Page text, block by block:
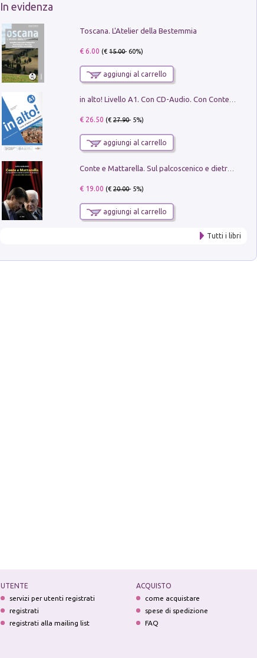
In evidenza
Toscana. L'Atelier della Bestemmia
€ 6.00 (€15.00- 60%)
aggiungi al carrello
in alto! Livello A1. Con CD-Audio. Con Contenuto digitale per accesso on line
€ 26.50 (€27.90- 5%)
aggiungi al carrello
€ 19.00 (€20.00- 5%)
aggiungi al carrello
Tutti i libri
UTENTE
servizi per utenti registrati
registrati
registrati alla mailing list
ACQUISTO
come acquistare
spese di spedizione
FAQ